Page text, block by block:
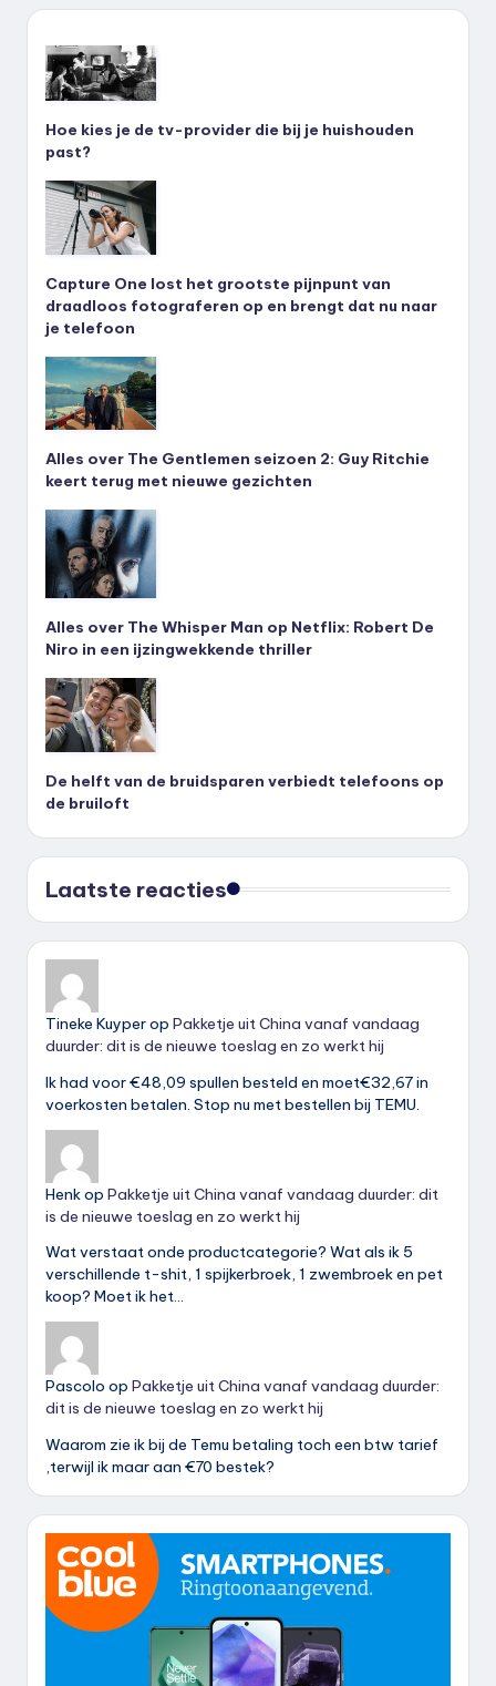
Hoe kies je de tv-provider die bij je huishouden
past?
Capture One lost het grootste pijnpunt van
draadloos fotograferen op en brengt dat nu naar
je telefoon
Alles over The Gentlemen seizoen 2: Guy Ritchie
keert terug met nieuwe gezichten
Alles over The Whisper Man op Netflix: Robert De
Niro in een ijzingwekkende thriller
De helft van de bruidsparen verbiedt telefoons op
de bruiloft
Laatste reacties
Tineke Kuyperop Pakketje uit China vanaf vandaag
duurder: dit is de nieuwe toeslag en zo werkt hij
Ik had voor €48,09 spullen besteld en moet€32,67 in
voerkosten betalen. Stop nu met bestellen bij TEMU.
Henkop Pakketje uit China vanaf vandaag duurder: dit
is de nieuwe toeslag en zo werkt hij
Wat verstaat onde productcategorie? Wat als ik 5
verschillende t-shit, 1 spijkerbroek, 1 zwembroek en pet
koop? Moet ik het…
Pascolo op Pakketje uit China vanaf vandaag duurder:
dit is de nieuwe toeslag en zo werkt hij
Waarom zie ik bij de Temu betaling toch een btw tarief
,terwijl ik maar aan €70 bestek?